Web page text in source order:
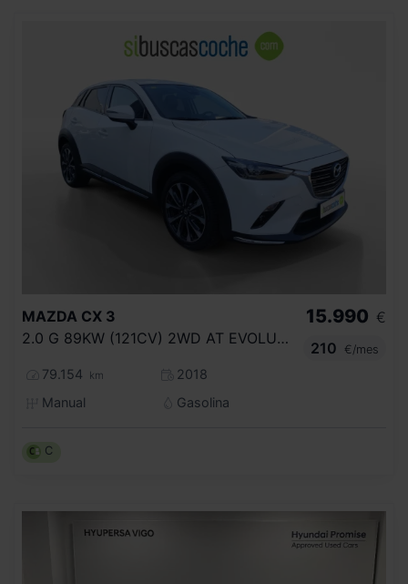
MAZDA CX 3
2.0 G 89KW (121CV) 2WD AT EVOLUTION
79.154 km
2018
Manual
Gasolina
15.990 €
210
€/mes
C